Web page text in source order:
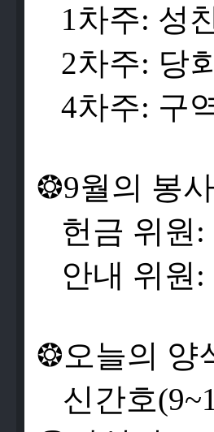
1차주: 성
2차주: 당
4차주: 구
❂9월의 봉사
헌금 위 원 :
안내 위 원:
❂오늘의 양
신 간호